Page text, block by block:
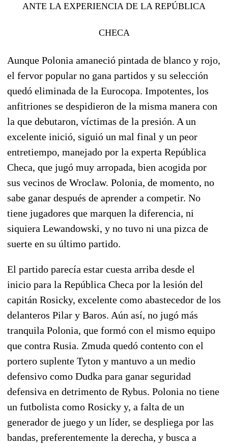
ANTE LA EXPERIENCIA DE LA REPÚBLICA
CHECA
Aunque Polonia amaneció pintada de blanco y rojo,
el fervor popular no gana partidos y su selección
quedó eliminada de la Eurocopa. Impotentes, los
anfitriones se despidieron de la misma manera con
la que debutaron, víctimas de la presión. A un
excelente inició, siguió un mal final y un peor
entretiempo, manejado por la experta República
Checa, que jugó muy arropada, bien acogida por
sus vecinos de Wroclaw. Polonia, de momento, no
sabe ganar después de aprender a competir. No
tiene jugadores que marquen la diferencia, ni
siquiera Lewandowski, y no tuvo ni una pizca de
suerte en su último partido.
El partido parecía estar cuesta arriba desde el
inicio para la República Checa por la lesión del
capitán Rosicky, excelente como abastecedor de los
delanteros Pilar y Baros. Aún así, no jugó más
tranquila Polonia, que formó con el mismo equipo
que contra Rusia. Zmuda quedó contento con el
portero suplente Tyton y mantuvo a un medio
defensivo como Dudka para ganar seguridad
defensiva en detrimento de Rybus. Polonia no tiene
un futbolista como Rosicky y, a falta de un
generador de juego y un líder, se despliega por las
bandas, preferentemente la derecha, y busca a